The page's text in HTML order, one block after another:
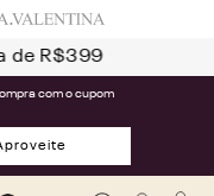
R$399
com o cupom